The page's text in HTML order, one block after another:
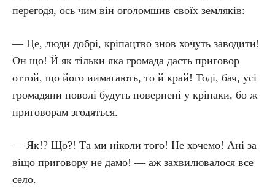
перегодя, ось чим він оголомшив своїх земляків:
— Це, люди добрі, кріпацтво знов хочуть заводити!
Он що! Й як тільки яка громада дасть приговор
оттой, що його иимагають, то й край! Тоді, бач, усі
громадяни поволі будуть повернені у кріпаки, бо ж
приговорам згодяться.
— Як!? Що?! Та ми ніколи того! Не хочемо! Ані за
віщо приговору не дамо! — аж захвилювалося все
село.